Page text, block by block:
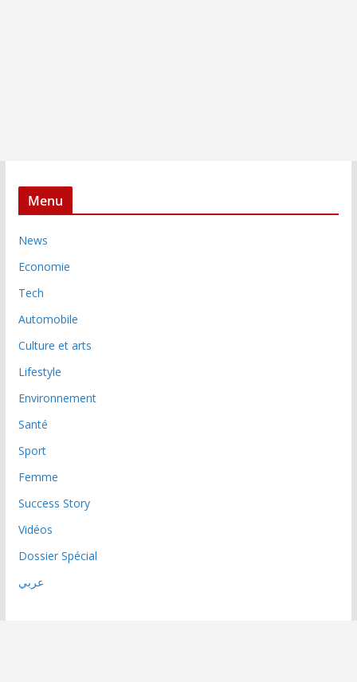
Menu
News
Economie
Tech
Automobile
Culture et arts
Lifestyle
Environnement
Santé
Sport
Femme
Success Story
Vidéos
Dossier Spécial
عربي